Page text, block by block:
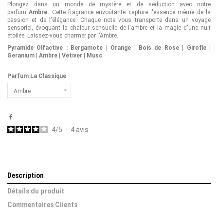
Plongez dans un monde de mystère et de séduction avec notre
parfumAmbre.
Cette fragrance envoûtante capture l'essence même de la
passion et de l'élégance. Chaque note vous transporte dans un voyage
sensoriel, évoquant la chaleur sensuelle de l'ambre et la magie d'une nuit
étoilée. Laissez-vous charmer par l'Ambre.
Pyramide Olfactive : Bergamote | Orange | Bois de Rose | Girofle |
Geranium | Ambre | Vetiver | Musc
Parfum La Classique
4/5 - 4 avis
Description
Détails du produit
Commentaires Clients